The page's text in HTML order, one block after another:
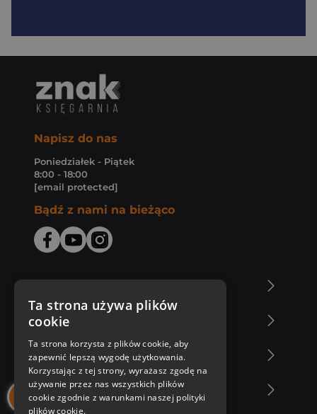
Napisz do nas
Poniedziałek - Piątek
8:00 - 18:00
[email protected]
Bądź z nami na bieżąco
Zakupy u nas
Nasza oferta
Nasi autorzy
Ta strona używa plików
cookie
Ta strona korzysta z plików cookie, aby
zapewnić lepszą wygodę użytkowania.
Korzystając z tej strony, wyrażasz zgodę na
używanie przez nas wszystkich plików
cookie zgodnie z warunkami naszej polityki
plików cookie.